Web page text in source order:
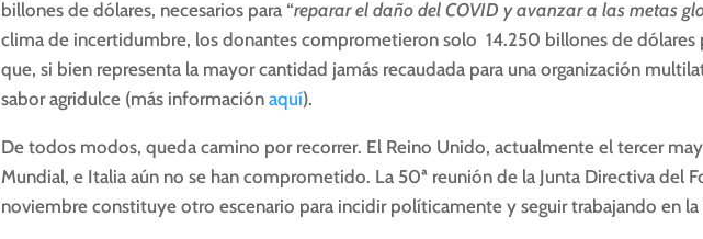
billones de dólares, necesarios para “reparar el daño del COVID y avanzar a las metas
clima de incertidumbre, los donantes comprometieron solo 14.250 billones de dólares
que, si bien representa la mayor cantidad jamás recaudada para una organización
sabor agridulce (más informaciónaquí).
De todos modos, queda camino por recorrer. El Reino Unido, actualmente el tercer
Mundial, e Italia aún no se han comprometido. La 50ª reunión de la Junta Directiva del
noviembre constituye otro escenario para incidir políticamente y seguir trabajando en la